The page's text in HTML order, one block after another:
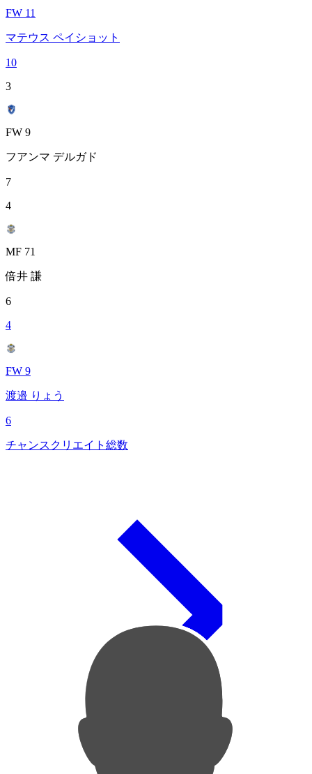
FW 11
マテウス ペイショット
10
3
FW 9
フアンマ デルガド
7
4
MF 71
倍井 謙
6
4
FW 9
渡邉 りょう
6
チャンスクリエイト総数